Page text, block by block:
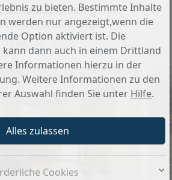
Studiowohnung mit
in zentraler Lage
Objekt-Nr.: 0922
zu bieten. Bestimmte Inhalte
werden nur angezeigt,wenn die
Option aktiviert ist. Die
dann auch in einem Drittland
Informationen hierzu in der
Weitere Informationen zu den
Auswahl finden Sie unter Hilfe.
Cookies